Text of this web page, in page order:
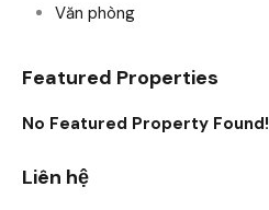
Văn phòng
Featured Properties
No Featured Property Found!
Liên hệ